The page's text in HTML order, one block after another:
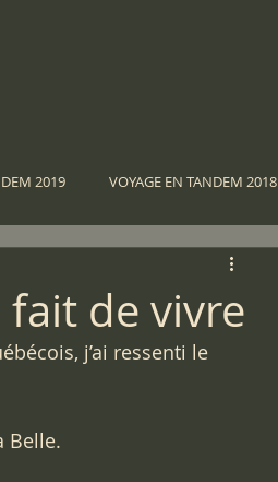
2019 VOYAGE EN TANDEM 2018
de vivre
j’ai ressenti le
Belle.